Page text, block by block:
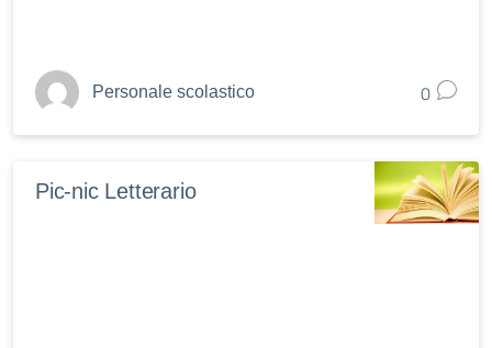
Personale scolastico 0
Pic-nic Letterario